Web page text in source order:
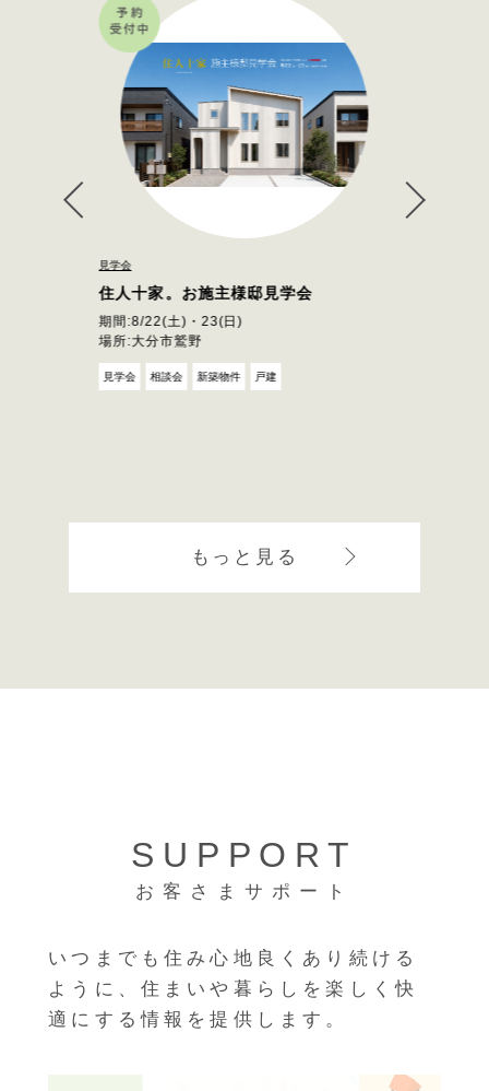
見学会
住人十家。お施主様邸見学会
期間:8/22(土)・23(日)
場所:大分市鷲野
見学会 相談会 新築物件 戸建
もっと見る
SUPPORT
お客さまサポート
いつまでも住み心地良くあり続ける
ように、住まいや暮らしを楽しく快
適にする情報を提供します。